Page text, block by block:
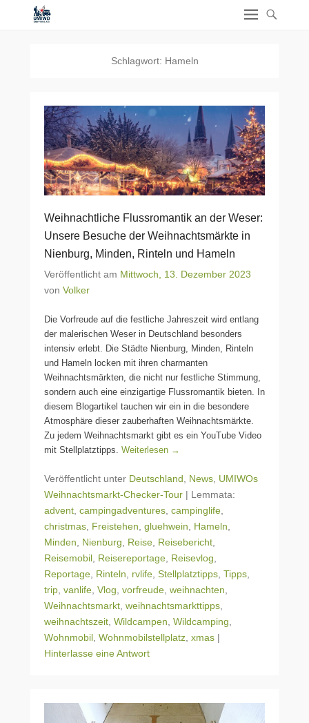
Schlagwort: Hameln
Weihnachtliche Flussromantik an der Weser:
Unsere Besuche der Weihnachtsmärkte in
Nienburg, Minden, Rinteln und Hameln
Veröffentlicht am Mittwoch, 13. Dezember 2023
von Volker
Die Vorfreude auf die festliche Jahreszeit wird entlang
der malerischen Weser in Deutschland besonders
intensiv erlebt. Die Städte Nienburg, Minden, Rinteln
und Hameln locken mit ihren charmanten
Weihnachtsmärkten, die nicht nur festliche Stimmung,
sondern auch eine einzigartige Flussromantik bieten. In
diesem Blogartikel tauchen wir ein in die besondere
Atmosphäre dieser zauberhaften Weihnachtsmärkte.
Zu jedem Weihnachtsmarkt gibt es ein YouTube Video
mit Stellplatztipps. Weiterlesen →
Veröffentlicht unter Deutschland News UMIWOs
Weihnachtsmarkt-Checker-Tour | Lemmata:
advent campingadventures campinglife
christmas Freistehen gluehwein Hameln
Minden
Nienburg Reise Reisebericht
Reisemobil Reisereportage Reisevlog
Reportage Rinteln rvlife Stellplatztipps Tipps
trip vanlife Vlog vorfreude weihnachten
Weihnachtsmarkt weihnachtsmarkttipps
weihnachtszeit Wildcampen Wildcamping
Wohnmobil Wohnmobilstellplatz xmas |
Hinterlasse eine Antwort